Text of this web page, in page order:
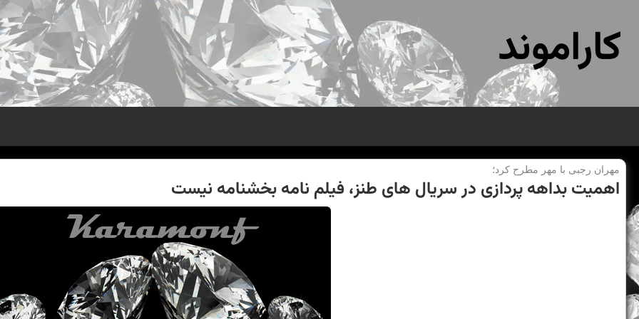
کاراموند
مهران رجبی با مهر مطرح كرد؛
اهمیت بداهه پردازی در سریال های طنز، فیلم نامه بخشنامه نیست